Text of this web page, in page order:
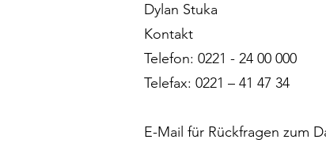
Dylan Stuka
Kontakt
Telefon: 0221 - 24 00 000
Telefax: 0221 – 41 47 34
E-Mail für Rückfragen zum